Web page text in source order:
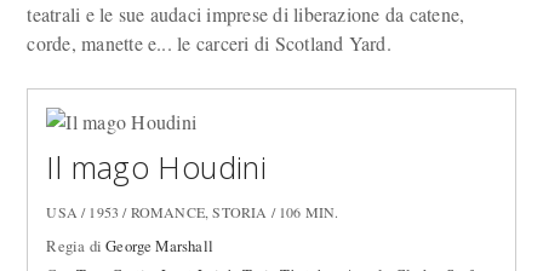
teatrali e le sue audaci imprese di liberazione da catene,
corde, manette e... le carceri di Scotland Yard.
Il mago Houdini
USA / 1953 / ROMANCE, STORIA / 106 MIN.
Regia diGeorge Marshall